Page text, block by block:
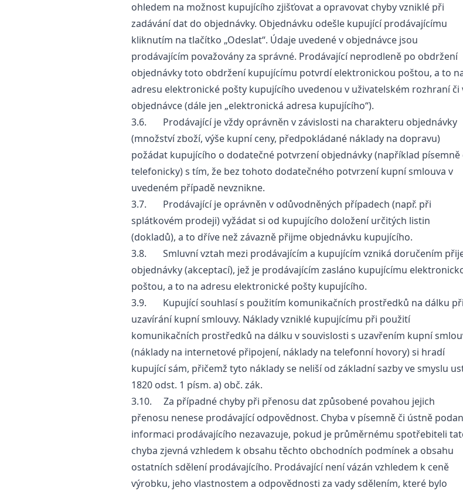
ohledem na možnost kupujícího zjišťovat a opravovat chyby vzniklé při
zadávání dat do objednávky. Objednávku odešle kupující prodávajícímu
kliknutím na tlačítko „Odeslat“. Údaje uvedené v objednávce jsou
prodávajícím považovány za správné. Prodávající neprodleně po obdržení
objednávky toto obdržení kupujícímu potvrdí elektronickou poštou, a to
adresu elektronické pošty kupujícího uvedenou v uživatelském rozhraní či
objednávce (dále jen „elektronická adresa kupujícího“).
3.6. Prodávající je vždy oprávněn v závislosti na charakteru objednávky
(množství zboží, výše kupní ceny, předpokládané náklady na dopravu)
požádat kupujícího o dodatečné potvrzení objednávky (například písemně
telefonicky) s tím, že bez tohoto dodatečného potvrzení kupní smlouva v
uvedeném případě nevznikne.
3.7. Prodávající je oprávněn v odůvodněných případech (např. při
splátkovém prodeji) vyžádat si od kupujícího doložení určitých listin
(dokladů), a to dříve než závazně přijme objednávku kupujícího.
3.8. Smluvní vztah mezi prodávajícím a kupujícím vzniká doručením
objednávky (akceptací), jež je prodávajícím zasláno kupujícímu
poštou, a to na adresu elektronické pošty kupujícího.
3.9. Kupující souhlasí s použitím komunikačních prostředků na dálku při
uzavírání kupní smlouvy. Náklady vzniklé kupujícímu při použití
komunikačních prostředků na dálku v souvislosti s uzavřením kupní
(náklady na internetové připojení, náklady na telefonní hovory) si hradí
kupující sám, přičemž tyto náklady se neliší od základní sazby ve smyslu
1820 odst. 1 písm. a) obč. zák.
3.10. Za případné chyby při přenosu dat způsobené povahou jejich
přenosu nenese prodávající odpovědnost. Chyba v písemně či ústně
informaci prodávajícího nezavazuje, pokud je průměrnému spotřebiteli
chyba zjevná vzhledem k obsahu těchto obchodních podmínek a obsahu
ostatních sdělení prodávajícího. Prodávající není vázán vzhledem k ceně
výrobku, jeho vlastnostem a odpovědnosti za vady sdělením, které bylo